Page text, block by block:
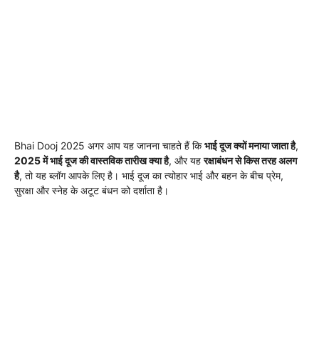
Bhai Dooj 2025 अगर आप यह जानना चाहते हैं किभाई दूज क्यों मनाया जाता है,
2025 में भाई दूज की वास्तविक तारीख क्या है, और यहरक्षाबंधन से किस तरह अलग
है, तो यह ब्लॉग आपके लिए है। भाई दूज का त्योहार भाई और बहन के बीच प्रेम,
सुरक्षा और स्नेह के अटूट बंधन को दर्शाता है।